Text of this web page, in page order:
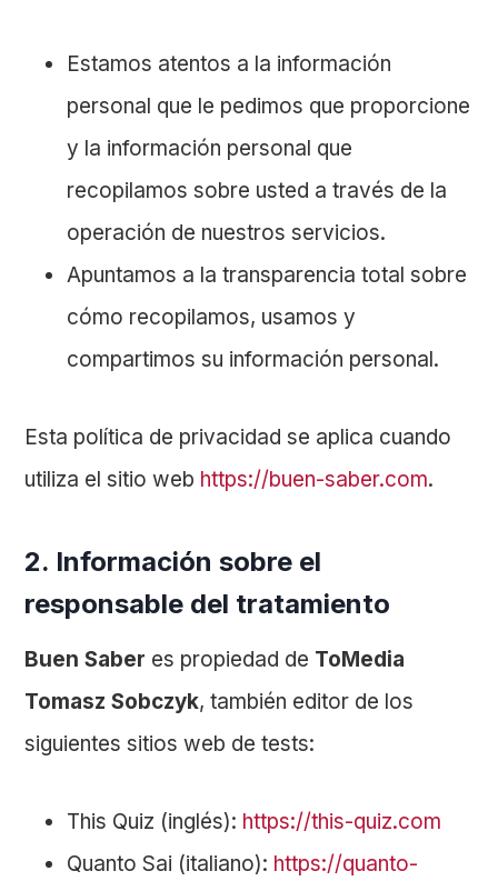
Estamos atentos a la información
personal que le pedimos que proporcione
y la información personal que
recopilamos sobre usted a través de la
operación de nuestros servicios.
Apuntamos a la transparencia total sobre
cómo recopilamos, usamos y
compartimos su información personal.
Esta política de privacidad se aplica cuando
utiliza el sitio web https://buen-saber.com.
2. Información sobre el
responsable del tratamiento
Buen Saber es propiedad de ToMedia
Tomasz Sobczyk, también editor de los
siguientes sitios web de tests:
This Quiz (inglés): https://this-quiz.com
Quanto Sai (italiano): https://quanto-